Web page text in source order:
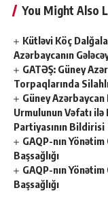
You Might Also
Kütləvi Köç
Azərbaycanın
GATƏŞ: Güney
Torpaqlarında
Güney Azərbaycan
Urmulunun Vəfatı ilə
Partiyasının Bildirisi
GAQP-nın
Başsağlığı
GAQP-nın
Başsağlığı